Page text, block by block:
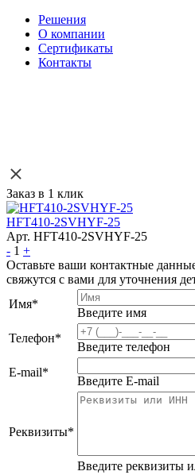
Решения
О компании
Сертификаты
Контакты
Заказ в 1 клик
HFT410-2SVHYF-25
Арт. HFT410-2SVHYF-25
- 1 +
Оставьте ваши контактные
свяжутся с вами для уточнения
Имя*
Введите имя
Телефон*
Введите телефон
E-mail*
Введите E-mail
Реквизиты*
Введите реквизиты